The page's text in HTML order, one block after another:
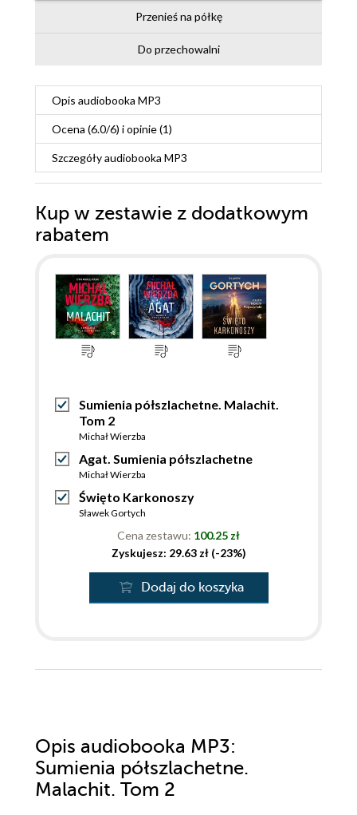
Przenieś na półkę
Do przechowalni
Opis audiobooka MP3
Ocena (6.0/6) i opinie (1)
Szczegółyaudiobooka MP3
Kup w zestawie z dodatkowym
rabatem
Sumienia półszlachetne. Malachit.
Tom 2
Michał Wierzba
Agat. Sumienia półszlachetne
Michał Wierzba
Święto Karkonoszy
Sławek Gortych
Cena zestawu: 100.25 zł
Zyskujesz: 29.63 zł (-23%)
Dodaj do koszyka
Opis audiobooka MP3:
Sumienia półszlachetne.
Malachit. Tom 2